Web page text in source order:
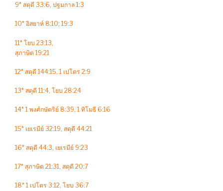
9* สดุดี 33:6, ปฐมกาล 1:3
10* อิสยาห์ 8:10; 19:3
11* โยบ 23:13,
สุภาษิต 19:21
12* สดุดี 144:15, 1 เปโตร 2:9
13* สดุดี 11:4, โยบ 28:24
14* 1 พงศ์กษัตริย์ 8:39, 1 ทิโมธี 6:16
15* เยเรมีย์ 32:19, สดุดี 44:21
16* สดุดี 44:3, เยเรมีย์ 9:23
17* สุภาษิต 21:31, สดุดี 20:7
18* 1 เปโตร 3:12, โยบ 36:7